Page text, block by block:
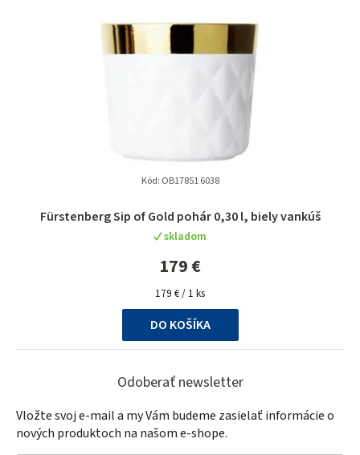
Fürstenberg Sip of Gold pohár 0,30 l, biely vankúš
skladom
179 €
Jednotková
cena:
179 € / 1 ks
DO KOŠÍKA
Kód: OB17851 6038
Odoberať newsletter
Vložte svoj e-mail a my Vám budeme zasielať informácie o
nových produktoch na našom e-shope.